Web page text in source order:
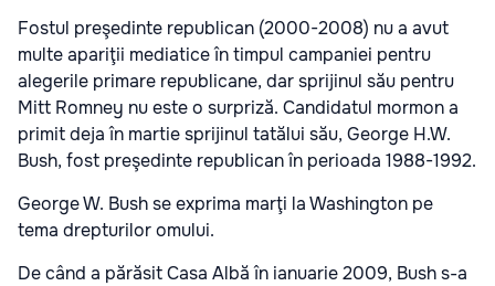
Fostul preşedinte republican (2000-2008) nu a avut
multe apariţii mediatice în timpul campaniei pentru
alegerile primare republicane, dar sprijinul său pentru
Mitt Romney nu este o surpriză. Candidatul mormon a
primit deja în martie sprijinul tatălui său, George H.W.
Bush, fost preşedinte republican în perioada 1988-1992.
George W. Bush se exprima marţi la Washington pe
tema drepturilor omului.
De când a părăsit Casa Albă în ianuarie 2009, Bush s-a